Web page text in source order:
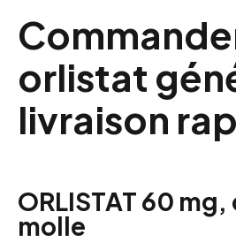
orlistat
livraison
ORLISTAT 60
molle